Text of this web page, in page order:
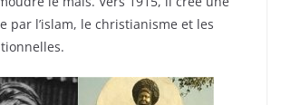
par l’islam, le christianisme et les